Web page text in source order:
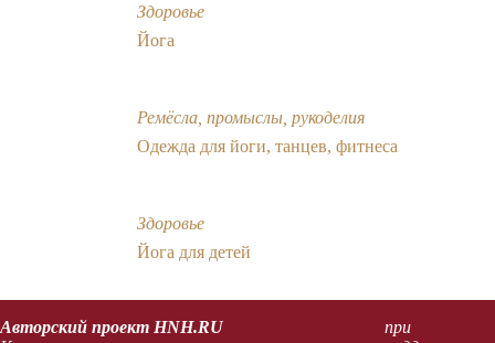
Здоровье
Йога
Ремёсла, промыслы, рукоделия
Одежда для йоги, танцев, фитнеса
Здоровье
Йога для детей
Авторский проект HNH.RU
при